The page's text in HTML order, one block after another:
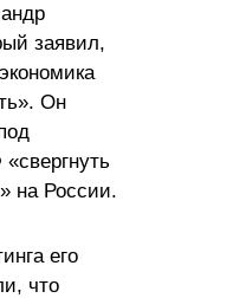
заявил,
Он
на России.
его
что